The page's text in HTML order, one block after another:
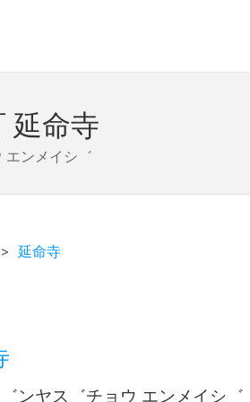
延命寺
エンメイシ゛
> 延命寺
ンヤス゛チョウ エンメイシ゛